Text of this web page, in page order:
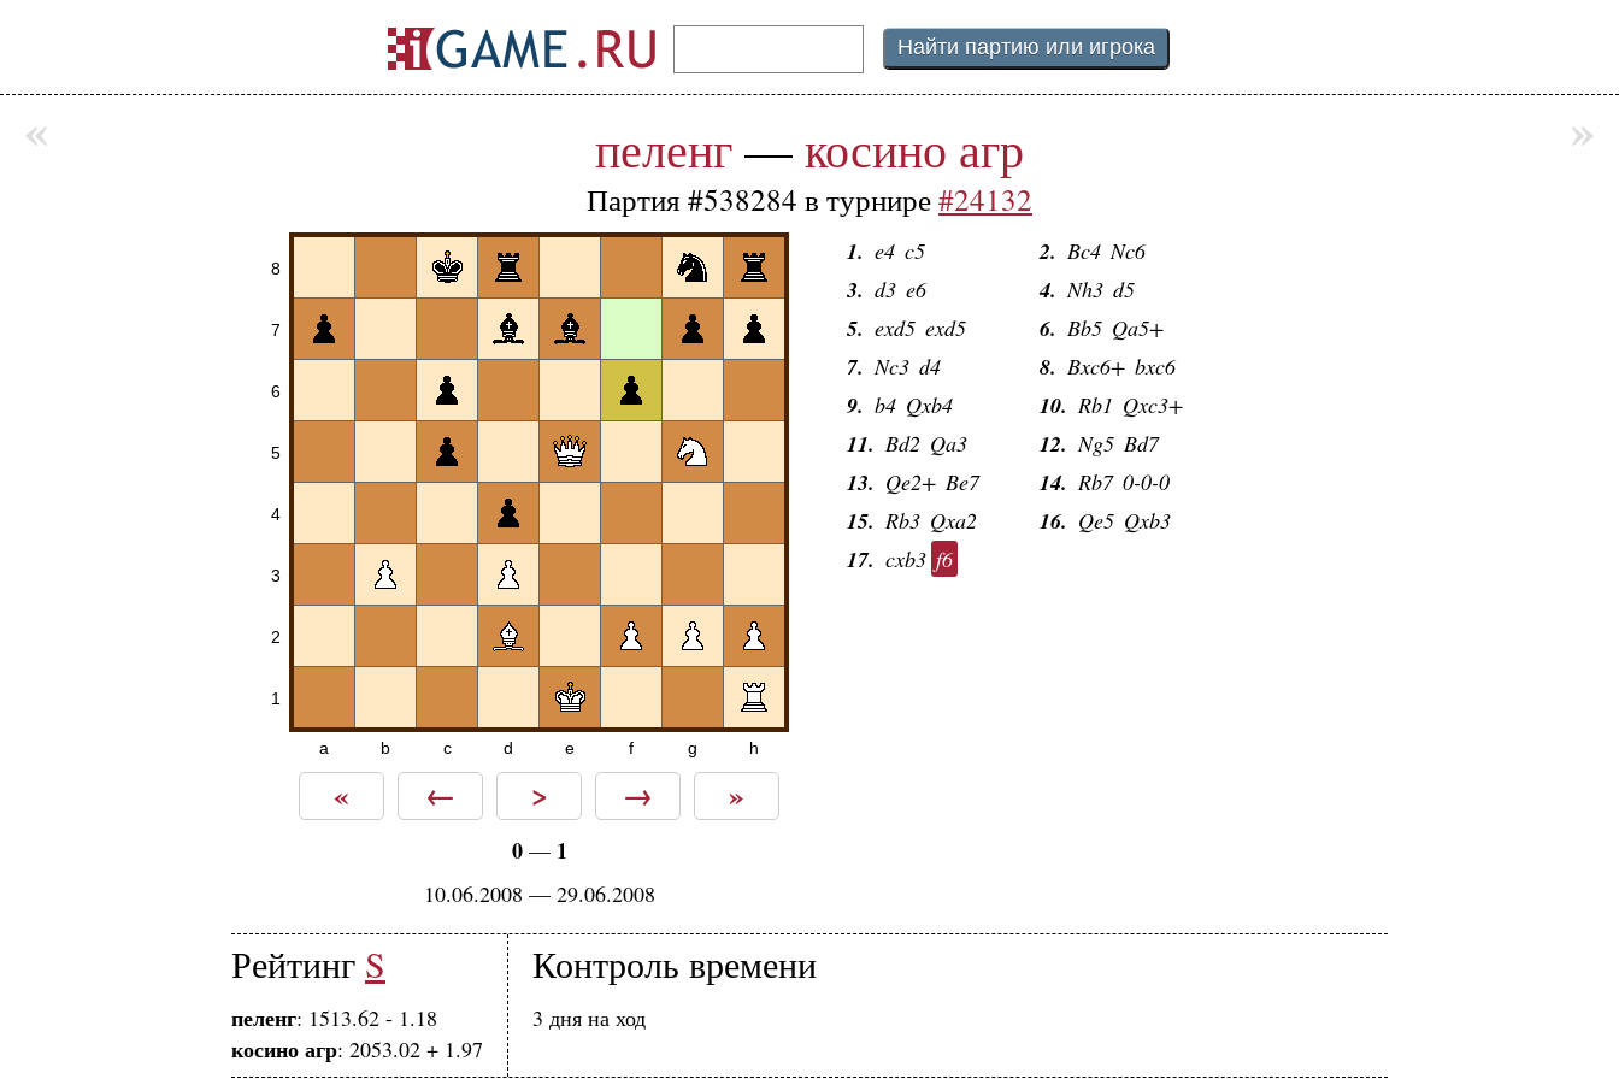
пеленг—косино агр
Партия #538284 в турнире#24132
8
7
6
5
4
3
2
1
a b c d e f g h
« ← > → »
0— 1
10.06.2008 — 29.06.2008
1. e4 c5 2. Bc4 Nc6
3. d3 e6 4. Nh3 d5
5. exd5 exd5 6. Bb5 Qa5+
7. Nc3 d4 8. Bxc6+ bxc6
9. b4 Qxb4 10. Rb1 Qxc3+
11. Bd2 Qa3 12. Ng5 Bd7
13. Qe2+ Be7 14. Rb7 0-0-0
15. Rb3 Qxa2 16. Qe5 Qxb3
17. cxb3 f6
Рейтинг S
пеленг: 1513.62 - 1.18
косино агр: 2053.02 + 1.97
Контроль времени
3 дня на ход
« »